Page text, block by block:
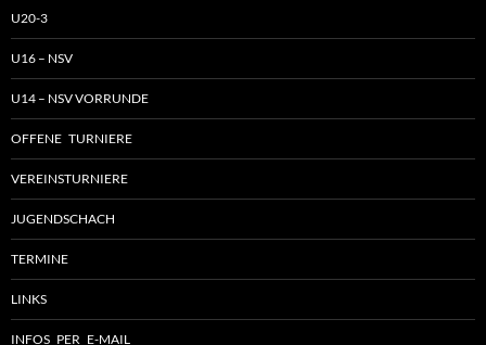
U20-3
U16 – NSV
U14 – NSV VORRUNDE
OFFENE TURNIERE
VEREINSTURNIERE
JUGENDSCHACH
TERMINE
LINKS
INFOS PER E-MAIL